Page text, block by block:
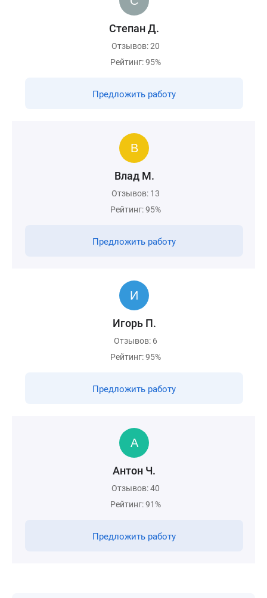
Степан Д.
Отзывов: 20
Рейтинг: 95%
Предложить работу
Влад М.
Отзывов: 13
Рейтинг: 95%
Предложить работу
Игорь П.
Отзывов: 6
Рейтинг: 95%
Предложить работу
Антон Ч.
Отзывов: 40
Рейтинг: 91%
Предложить работу